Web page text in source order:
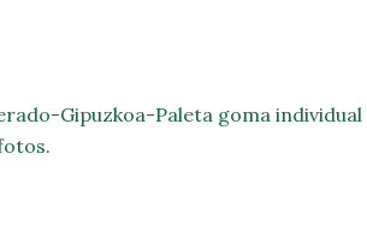
Gipuzkoa-Paleta goma individual
.